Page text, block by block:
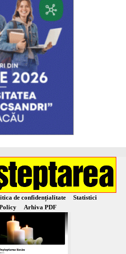
de confidențialitate
Statistici
Arhiva PDF